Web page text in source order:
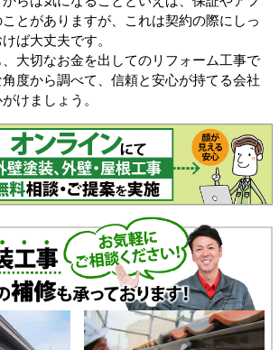
とがありますが、これは契約の際にしっ
ば大丈夫です。
大切なお金を出してのリフォーム工事で
度から調べて、信頼と安心が持てる会社
けましょう。